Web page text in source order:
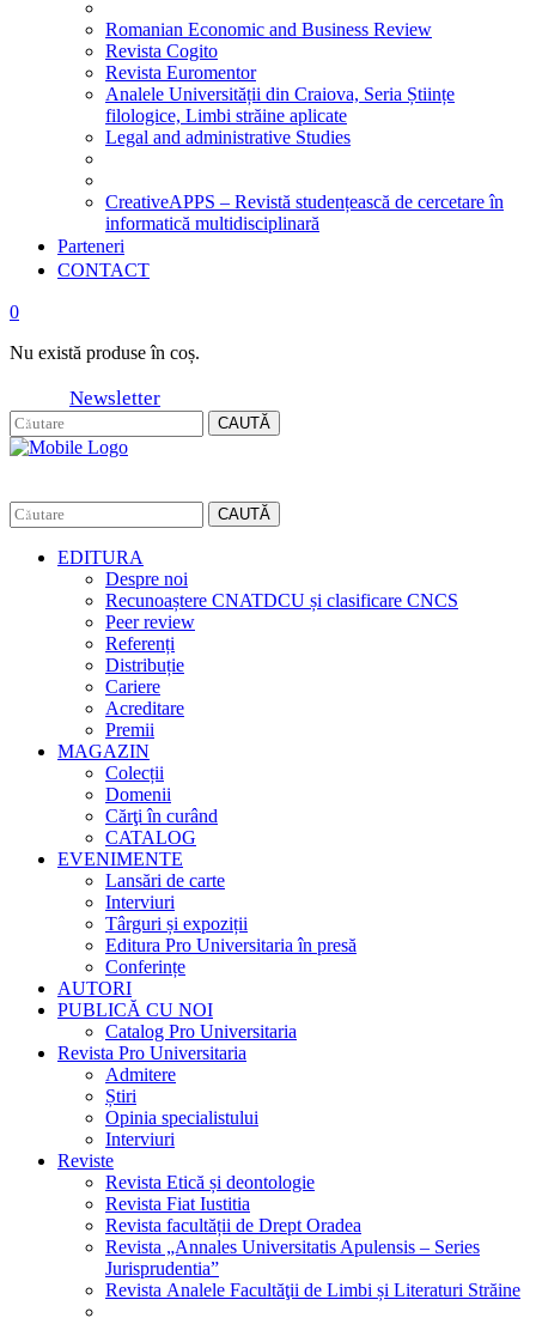
Romanian Economic and Business Review
Revista Cogito
Revista Euromentor
Analele Universității din Craiova, Seria Științe
filologice, Limbi străine aplicate
Legal and administrative Studies
CreativeAPPS – Revistă studențească de cercetare în
informatică multidisciplinară
Parteneri
CONTACT
0
Nu există produse în coș.
Newsletter
CAUTĂ
CAUTĂ
EDITURA
Despre noi
Recunoaștere CNATDCU și clasificare CNCS
Peer review
Referenți
Distribuție
Cariere
Acreditare
Premii
MAGAZIN
Colecții
Domenii
Cărţi în curând
CATALOG
EVENIMENTE
Lansări de carte
Interviuri
Târguri și expoziții
Editura Pro Universitaria în presă
Conferințe
AUTORI
PUBLICĂ CU NOI
Catalog Pro Universitaria
Revista Pro Universitaria
Admitere
Știri
Opinia specialistului
Interviuri
Reviste
Revista Etică și deontologie
Revista Fiat Iustitia
Revista facultății de Drept Oradea
Revista „Annales Universitatis Apulensis – Series
Jurisprudentia”
Revista Analele Facultăţii de Limbi și Literaturi Străine